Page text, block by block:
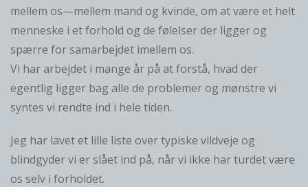
mellem os—mellem mand og kvinde, om at være et helt
menneske i et forhold og de følelser der ligger og
spærre for samarbejdet imellem os.
Vi har arbejdet i mange år på at forstå, hvad der
egentlig ligger bag alle de problemer og mønstre vi
syntes vi rendte ind i hele tiden.
Jeg har lavet et lille liste over typiske vildveje og
blindgyder vi er slået ind på, når vi ikke har turdet være
os selv i forholdet.